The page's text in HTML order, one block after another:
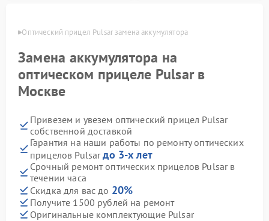
Оптический прицел Pulsar замена аккумулятора
Замена аккумулятора на
оптическом прицеле Pulsar в
Москве
Привезем и увезем оптический прицел Pulsar
собственной доставкой
Гарантия на наши работы по ремонту оптических
прицелов Pulsarдо 3-х лет
Срочный ремонт оптических прицелов Pulsar в
течении часа
Скидка для вас до 20%
Получите 1500 рублей на ремонт
Оригинальные комплектующие Pulsar